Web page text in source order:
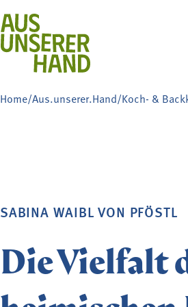
Über uns
Bäuerin des Jahres
Landesbäuerinnenrat
Aus- und Weiterbildung
Reiseangebote
Lebensberatung
Rezepte
Bastelanleitungen
Gartentipps
Aus.unserer.Hand-
Termine
Schulprojekte
Home/Aus.unserer.Hand/Koch- &
SABINA WAIBL VON PFÖSTL
Die Vielfalt